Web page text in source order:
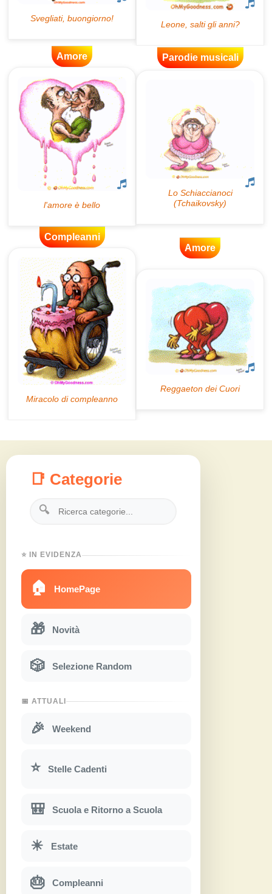
Amore Parodie musicali
Compleanni
Amore
📑 Categorie
🔍
⭐ IN EVIDENZA
🏠 HomePage
🎁 Novità
🎲 Selezione Random
📅 ATTUALI
🎉 Weekend
⭐ Stelle Cadenti
🎒 Scuola e Ritorno a Scuola
☀ Estate
🎂 Compleanni